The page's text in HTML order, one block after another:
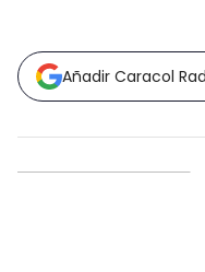
Añadir Caracol